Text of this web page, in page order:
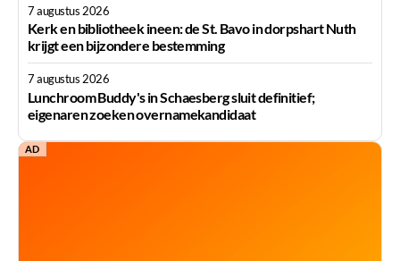
7 augustus 2026
Kerk en bibliotheek ineen: de St. Bavo in dorpshart Nuth
krijgt een bijzondere bestemming
7 augustus 2026
Lunchroom Buddy's in Schaesberg sluit definitief;
eigenaren zoeken overnamekandidaat
AD